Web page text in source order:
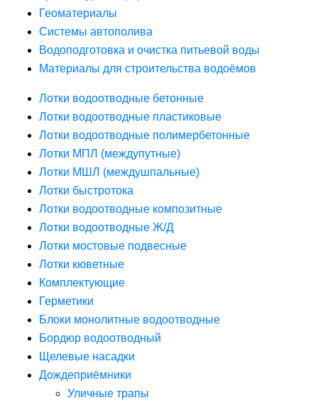
Геоматериалы
Системы автополива
Водоподготовка и очистка питьевой воды
Материалы для строительства водоёмов
Лотки водоотводные бетонные
Лотки водоотводные пластиковые
Лотки водоотводные полимербетонные
Лотки МПЛ (междупутные)
Лотки МШЛ (междушпальные)
Лотки быстротока
Лотки водоотводные композитные
Лотки водоотводные Ж/Д
Лотки мостовые подвесные
Лотки кюветные
Комплектующие
Герметики
Блоки монолитные водоотводные
Бордюр водоотводный
Щелевые насадки
Дождеприёмники
Уличные трапы